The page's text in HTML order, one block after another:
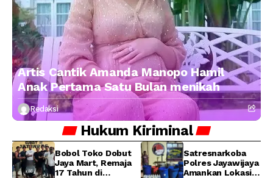
Artis Cantik Amanda Manopo Hamil
Anak Pertama Satu Bulan menikah
Redaksi
Hukum Kiriminal
Bobol Toko Dobut
Jaya Mart, Remaja
17 Tahun di
Satresnarkoba
Polres Jayawijaya
Amankan Lokasi